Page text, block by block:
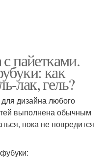
пайетками.
как
лак, гель?
дизайна любого
выполнена обычным
пока не повредится